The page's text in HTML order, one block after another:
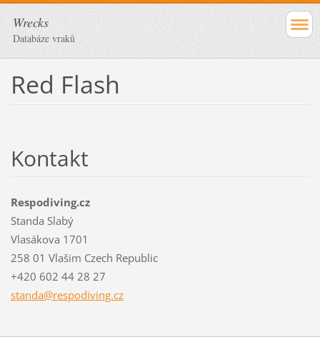
Wrecks
Databáze vraků
Red Flash
Kontakt
Respodiving.cz
Standa Slabý
Vlasákova 1701
258 01 Vlašim Czech Republic
+420 602 44 28 27
standa@respodiving.cz